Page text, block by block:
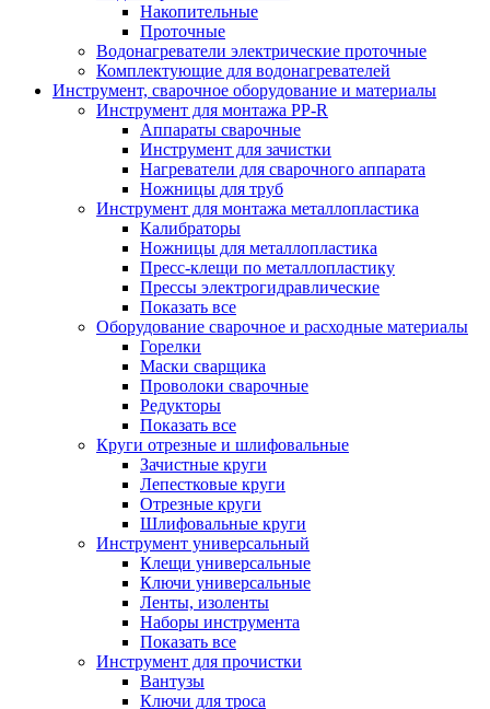
Накопительные
Проточные
Водонагреватели электрические проточные
Комплектующие для водонагревателей
Инструмент, сварочное оборудование и материалы
Инструмент для монтажа PP-R
Аппараты сварочные
Инструмент для зачистки
Нагреватели для сварочного аппарата
Ножницы для труб
Инструмент для монтажа металлопластика
Калибраторы
Ножницы для металлопластика
Пресс-клещи по металлопластику
Прессы электрогидравлические
Показать все
Оборудование сварочное и расходные материалы
Горелки
Маски сварщика
Проволоки сварочные
Редукторы
Показать все
Круги отрезные и шлифовальные
Зачистные круги
Лепестковые круги
Отрезные круги
Шлифовальные круги
Инструмент универсальный
Клещи универсальные
Ключи универсальные
Ленты, изоленты
Наборы инструмента
Показать все
Инструмент для прочистки
Вантузы
Ключи для троса